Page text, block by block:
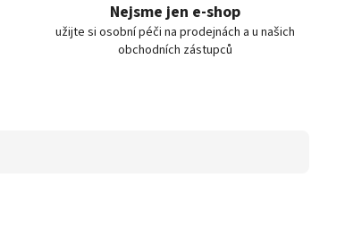
Nejsme jen e-shop
užijte si osobní péči na prodejnách a u našich
obchodních zástupců